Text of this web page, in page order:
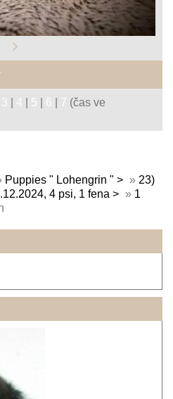
3 4 5 6 7 (čas ve
Puppies " Lohengrin " » 23)
4 psi, 1 fena
» 1